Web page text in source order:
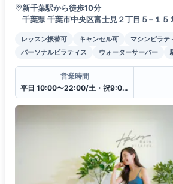
新千葉駅から徒歩10分
千葉県 千葉市中央区富士見２丁目５−１５
レッスン振替可 キャンセル可
マシンピラテ
パーソナルピラティス
ウォーターサーバー
営業時間
平日 10:00〜22:00/土・祝9:00〜20:00